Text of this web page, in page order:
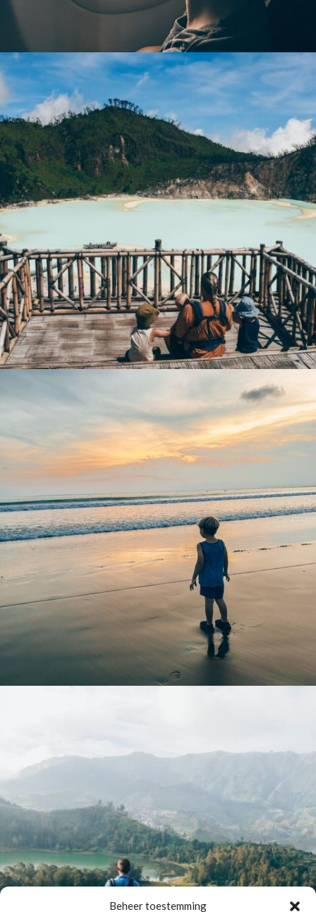
Beheer toestemming